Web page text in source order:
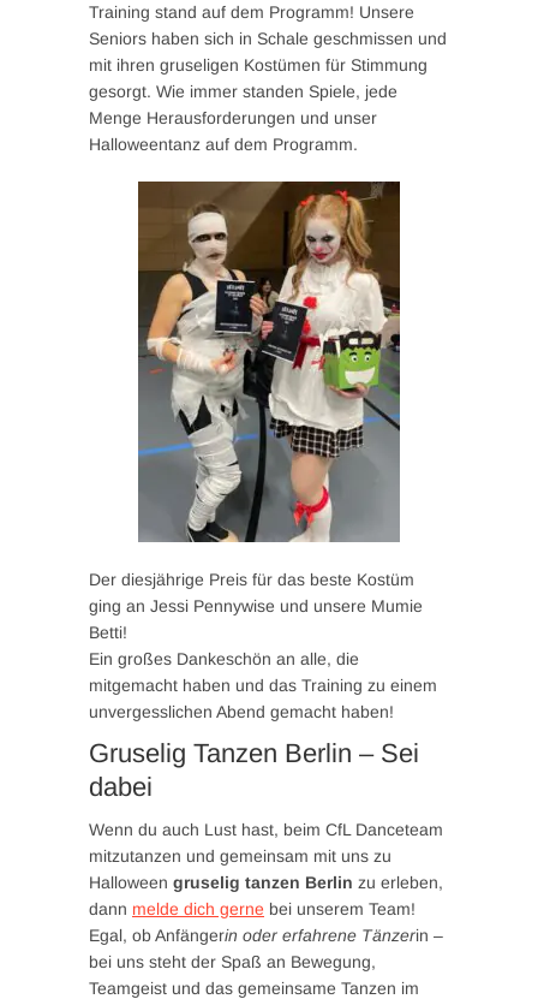
Training stand auf dem Programm! Unsere
Seniors haben sich in Schale geschmissen und
mit ihren gruseligen Kostümen für Stimmung
gesorgt. Wie immer standen Spiele, jede
Menge Herausforderungen und unser
Halloweentanz auf dem Programm.
Der diesjährige Preis für das beste Kostüm
ging an Jessi Pennywise und unsere Mumie
Betti!
Ein großes Dankeschön an alle, die
mitgemacht haben und das Training zu einem
unvergesslichen Abend gemacht haben!
Gruselig Tanzen Berlin – Sei
dabei
Wenn du auch Lust hast, beim CfL Danceteam
mitzutanzen und gemeinsam mit uns zu
Halloween gruselig tanzen Berlin zu erleben,
dann melde dich gerne bei unserem Team!
Egal, ob Anfängerin oder erfahrene Tänzerin –
bei uns steht der Spaß an Bewegung,
Teamgeist und das gemeinsame Tanzen im